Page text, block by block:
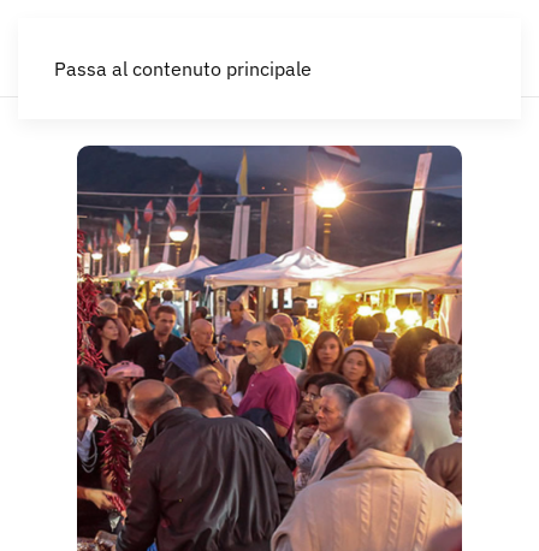
Passa al contenuto principale